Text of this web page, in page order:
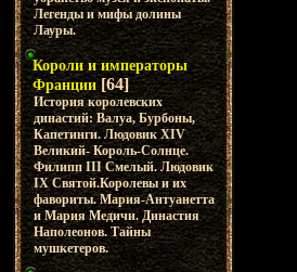
Легенды и мифы долины
Лауры.
Короли и императоры
Франции [64]
История королевских
династий: Валуа, Бурбоны,
Капетинги. Людовик XIV
Великий- Король-Солнце.
Филипп III Смелый. Людовик
IX Святой.Королевы и их
фавориты. Мария-Антуанетта
и Мария Медичи. Династия
Наполеонов. Тайны
мушкетеров.